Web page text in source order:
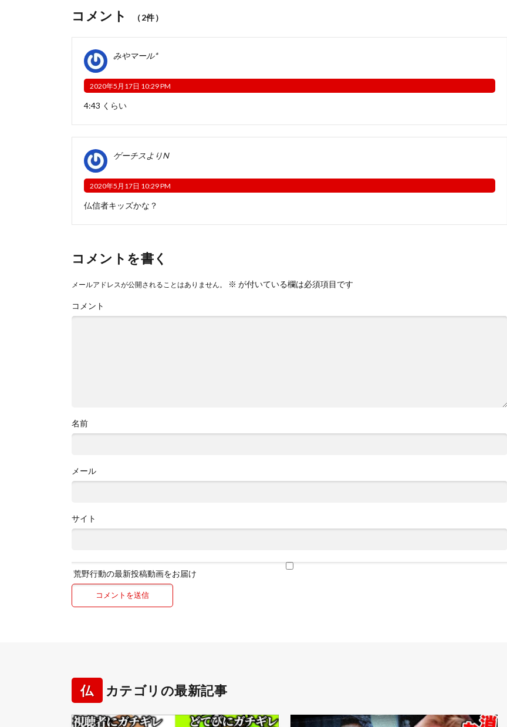
コメント （2件）
みやマール*
2020年5月17日 10:29 PM
4:43 くらい
ゲーチスよりN
2020年5月17日 10:29 PM
仏信者キッズかな？
コメントを書く
メールアドレスが公開されることはありません。 ※ が付いている欄は必須項目です
コメント
名前
メール
サイト
荒野行動の最新投稿動画をお届け
仏 カテゴリの最新記事